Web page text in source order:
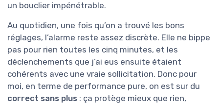
un bouclier impénétrable.
Au quotidien, une fois qu’on a trouvé les bons
réglages, l’alarme reste assez discrète. Elle ne bippe
pas pour rien toutes les cinq minutes, et les
déclenchements que j’ai eus ensuite étaient
cohérents avec une vraie sollicitation. Donc pour
moi, en terme de performance pure, on est sur du
correct sans plus : ça protège mieux que rien,